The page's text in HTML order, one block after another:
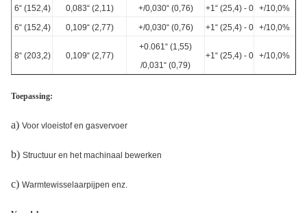
6“ (152,4) 0,083“ (2,11) +/0,030“ (0,76) +1“ (25,4) - 0
+/10,0%
6“ (152,4)
0,109“ (2,77) +/0,030“ (0,76) +1“ (25,4) - 0 +/10,0%
8“ (203,2) 0,109“ (2,77)
+0.061“ (1,55)
/0,031“ (0,79)
+1“ (25,4) - 0 +/10,0%
Toepassing:
a) Voor vloeistof en gasvervoer
b) Structuur en het machinaal bewerken
c) Warmtewisselaarpijpen enz.